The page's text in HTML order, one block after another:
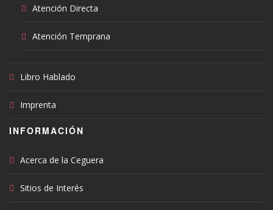
Atención Directa
Atención Temprana
Libro Hablado
Imprenta
INFORMACIÓN
Acerca de la Ceguera
Sitios de Interés